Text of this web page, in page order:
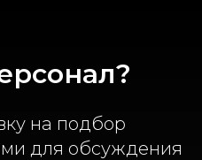
на подбор
для обсуждения